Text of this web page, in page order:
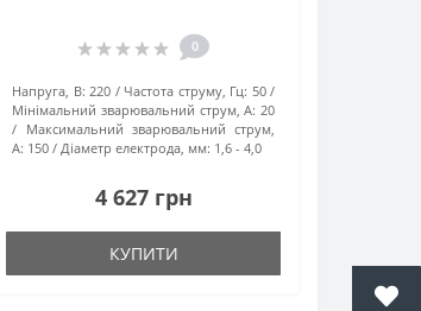
0
Напруга, В: 220 Частота струму, Гц: 50
Мінімальний зварювальний струм, А: 20
Максимальний зварювальний струм,
А: 150 Діаметр електрода, мм: 1,6 - 4,0
4 627 грн
КУПИТИ